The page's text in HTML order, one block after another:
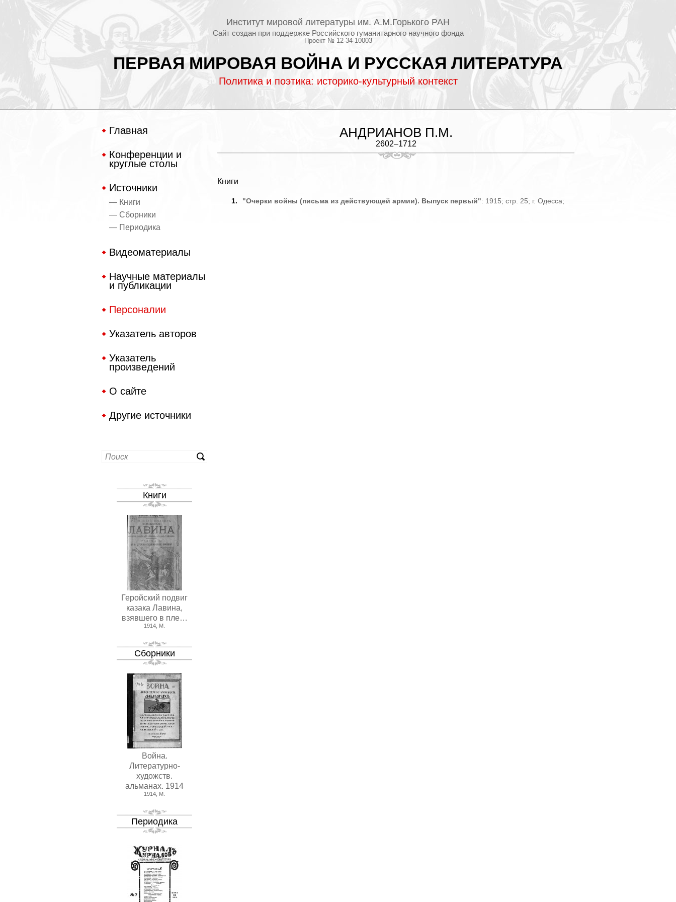
Институт мировой литературы им. А.М.Горького РАН
Сайт создан при поддержке Российского гуманитарного научного фонда
Проект № 12-34-10003
ПЕРВАЯ МИРОВАЯ ВОЙНА И РУССКАЯ ЛИТЕРАТУРА
Политика и поэтика: историко-культурный контекст
Главная
Конференции и
круглые столы
Источники
— Книги
— Сборники
— Периодика
Видеоматериалы
Научные материалы
и публикации
Персоналии
Указатель авторов
Указатель
произведений
О сайте
Другие источники
Книги
Геройский подвиг
казака Лавина,
взявшего в пле…
1914, М.
Сборники
Война.
Литературно-
художств.
альманах. 1914
1914, М.
Периодика
АНДРИАНОВ П.М.
2602–1712
Книги
1. "Очерки войны (письма из действующей армии). Выпуск первый": 1915; стр. 25; г. Одесса;